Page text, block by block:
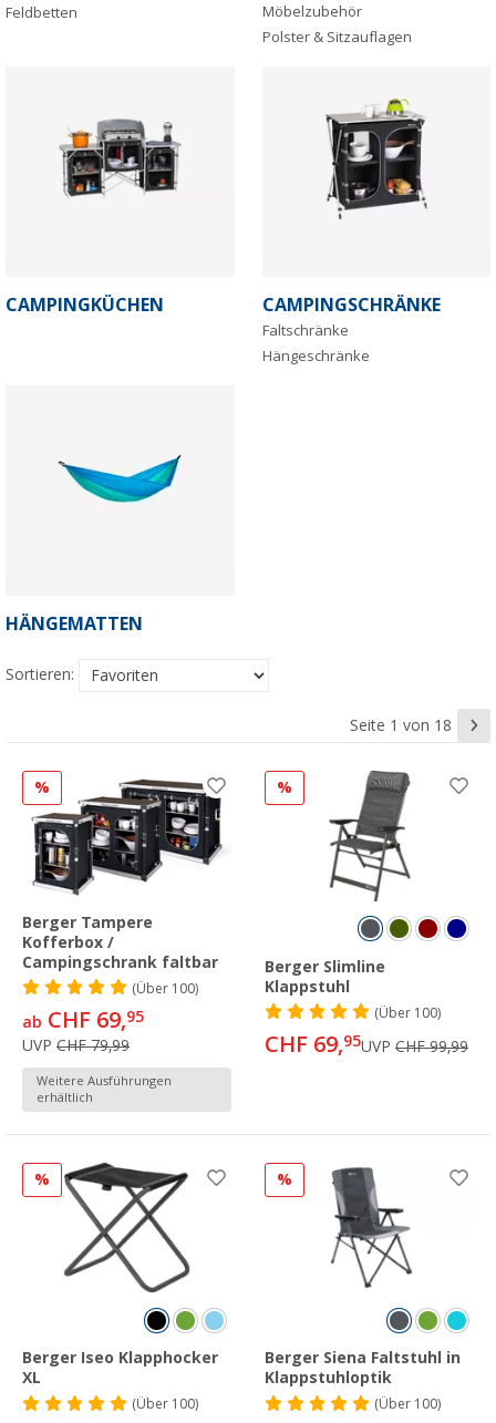
Feldbetten
Möbelzubehör
Polster & Sitzauflagen
CAMPINGKÜCHEN CAMPINGSCHRÄNKE
Faltschränke
Hängeschränke
HÄNGEMATTEN
Sortieren:
Seite 1 von 18
%
Berger Tampere
Kofferbox /
Campingschrank faltbar
(Über100)
ab CHF 69,95
UVP CHF 79,99
Weitere Ausführungen
erhältlich
%
Berger Slimline
Klappstuhl
(Über100)
CHF 69,95UVP CHF 99,99
%
Berger Iseo Klapphocker
XL
(Über100)
%
Berger Siena Faltstuhl in
Klappstuhloptik
(Über100)